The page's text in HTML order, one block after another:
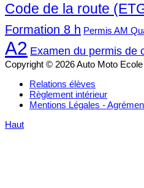
Code de la route
Formation 8 h Permis AM
A2 Examen du permis de
Copyright © 2026 Auto Moto
Relations élèves
Règlement intérieur
Mentions Légales -
Haut